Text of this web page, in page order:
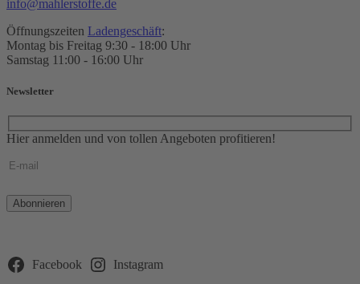
info@mahlerstoffe.de
Öffnungszeiten Ladengeschäft:
Montag bis Freitag 9:30 - 18:00 Uhr
Samstag 11:00 - 16:00 Uhr
Newsletter
Hier anmelden und von tollen Angeboten profitieren!
Bitte
lasse
leer.
Facebook Instagram